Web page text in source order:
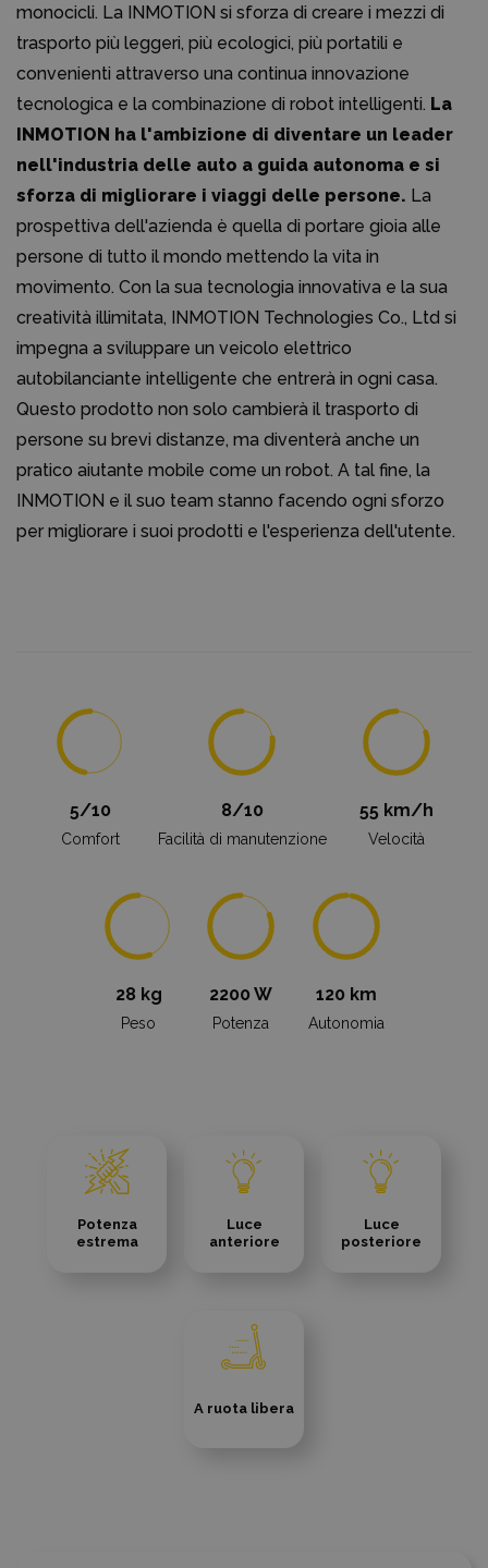
monocicli. La INMOTION si sforza di creare i mezzi di
trasporto più leggeri, più ecologici, più portatili e
convenienti attraverso una continua innovazione
tecnologica e la combinazione di robot intelligenti. La
INMOTION ha l'ambizione di diventare un leader
nell'industria delle auto a guida autonoma e si
sforza di migliorare i viaggi delle persone. La
prospettiva dell'azienda è quella di portare gioia alle
persone di tutto il mondo mettendo la vita in
movimento. Con la sua tecnologia innovativa e la sua
creatività illimitata, INMOTION Technologies Co., Ltd si
impegna a sviluppare un veicolo elettrico
autobilanciante intelligente che entrerà in ogni casa.
Questo prodotto non solo cambierà il trasporto di
persone su brevi distanze, ma diventerà anche un
pratico aiutante mobile come un robot. A tal fine, la
INMOTION e il suo team stanno facendo ogni sforzo
per migliorare i suoi prodotti e l'esperienza dell'utente.
5/10
Comfort
8/10
Facilità di manutenzione
55 km/h
Velocità
28 kg
Peso
2200 W
Potenza
120 km
Autonomia
Potenza
estrema
Luce
anteriore
Luce
posteriore
A ruota libera